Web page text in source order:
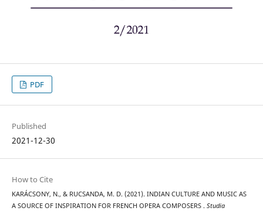
PDF
Published
2021-12-30
How to Cite
KARÁCSONY, N., & RUCSANDA, M. D. (2021). INDIAN CULTURE AND MUSIC AS
A SOURCE OF INSPIRATION FOR FRENCH OPERA COMPOSERS . Studia